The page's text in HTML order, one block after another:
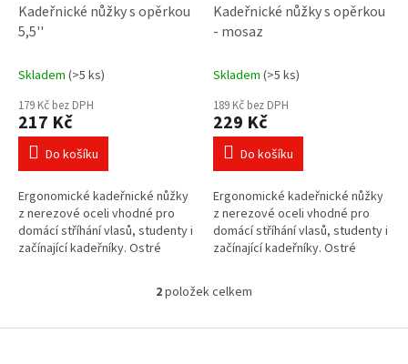
Kadeřnické nůžky s opěrkou
5,5''
Skladem (>5 ks)
179 Kč bez DPH
217 Kč
Do košíku
Ergonomické kadeřnické nůžky
z nerezové oceli vhodné pro
domácí stříhání vlasů, studenty i
začínající kadeřníky. Ostré
pohodlné držení zajistí přesný...
Kadeřnické nůžky s opěrkou
- mosaz
Skladem (>5 ks)
189 Kč bez DPH
229 Kč
Do košíku
Ergonomické kadeřnické nůžky
z nerezové oceli vhodné pro
domácí stříhání vlasů, studenty i
začínající kadeřníky. Ostré
pohodlné držení zajistí přesný...
O
l
2položek celkem
Z